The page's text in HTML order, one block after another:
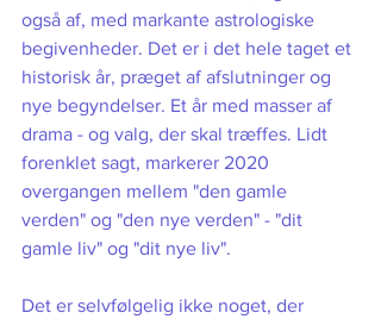
også af, med markante astrologiske
begivenheder. Det er i det hele taget et
historisk år, præget af afslutninger og
nye begyndelser. Et år med masser af
drama - og valg, der skal træffes. Lidt
forenklet sagt, markerer 2020
overgangen mellem "den gamle
verden" og "den nye verden" - "dit
gamle liv" og "dit nye liv".
Det er selvfølgelig ikke noget, der